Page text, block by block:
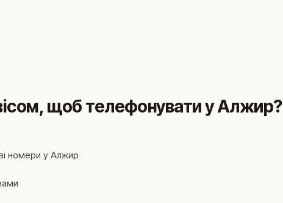
щоб телефонувати у Алжир?
номери у Алжир